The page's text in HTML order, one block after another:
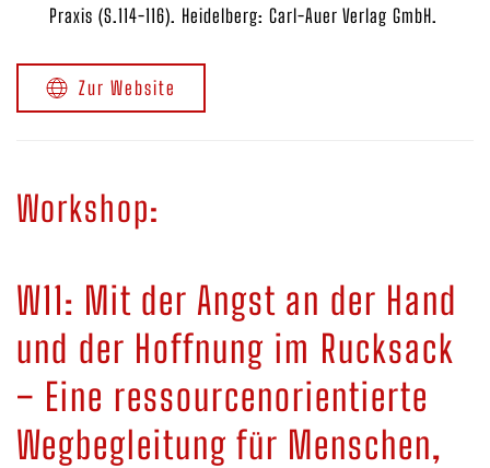
Praxis (S.114-116). Heidelberg: Carl-Auer Verlag GmbH.
Zur Website
Workshop:
W11: Mit der Angst an der Hand
und der Hoffnung im Rucksack
– Eine ressourcenorientierte
Wegbegleitung für Menschen,